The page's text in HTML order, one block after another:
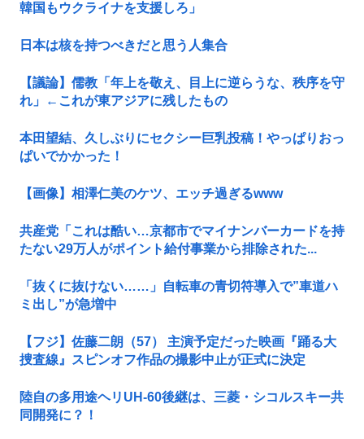
韓国もウクライナを支援しろ」
日本は核を持つべきだと思う人集合
【議論】儒教「年上を敬え、目上に逆らうな、秩序を守
れ」←これが東アジアに残したもの
本田望結、久しぶりにセクシー巨乳投稿！やっぱりおっ
ぱいでかかった！
【画像】相澤仁美のケツ、エッチ過ぎるwww
共産党「これは酷い…京都市でマイナンバーカードを持
たない29万人がポイント給付事業から排除された...
「抜くに抜けない……」自転車の青切符導入で”車道ハ
ミ出し”が急増中
【フジ】佐藤二朗（57） 主演予定だった映画『踊る大
捜査線』スピンオフ作品の撮影中止が正式に決定
陸自の多用途ヘリUH-60後継は、三菱・シコルスキー共
同開発に？！